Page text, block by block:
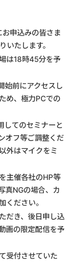
申込みの皆さま
いたします。
は18時45分を予
始前にアクセスし
め、極力PCでの
してのセミナーと
オフ等ご調整くだ
外はマイクをミ
主催各社のHP等
真NGの場合、カ
ください。
だき、後日申し込
画の限定配信を予
受付させていた